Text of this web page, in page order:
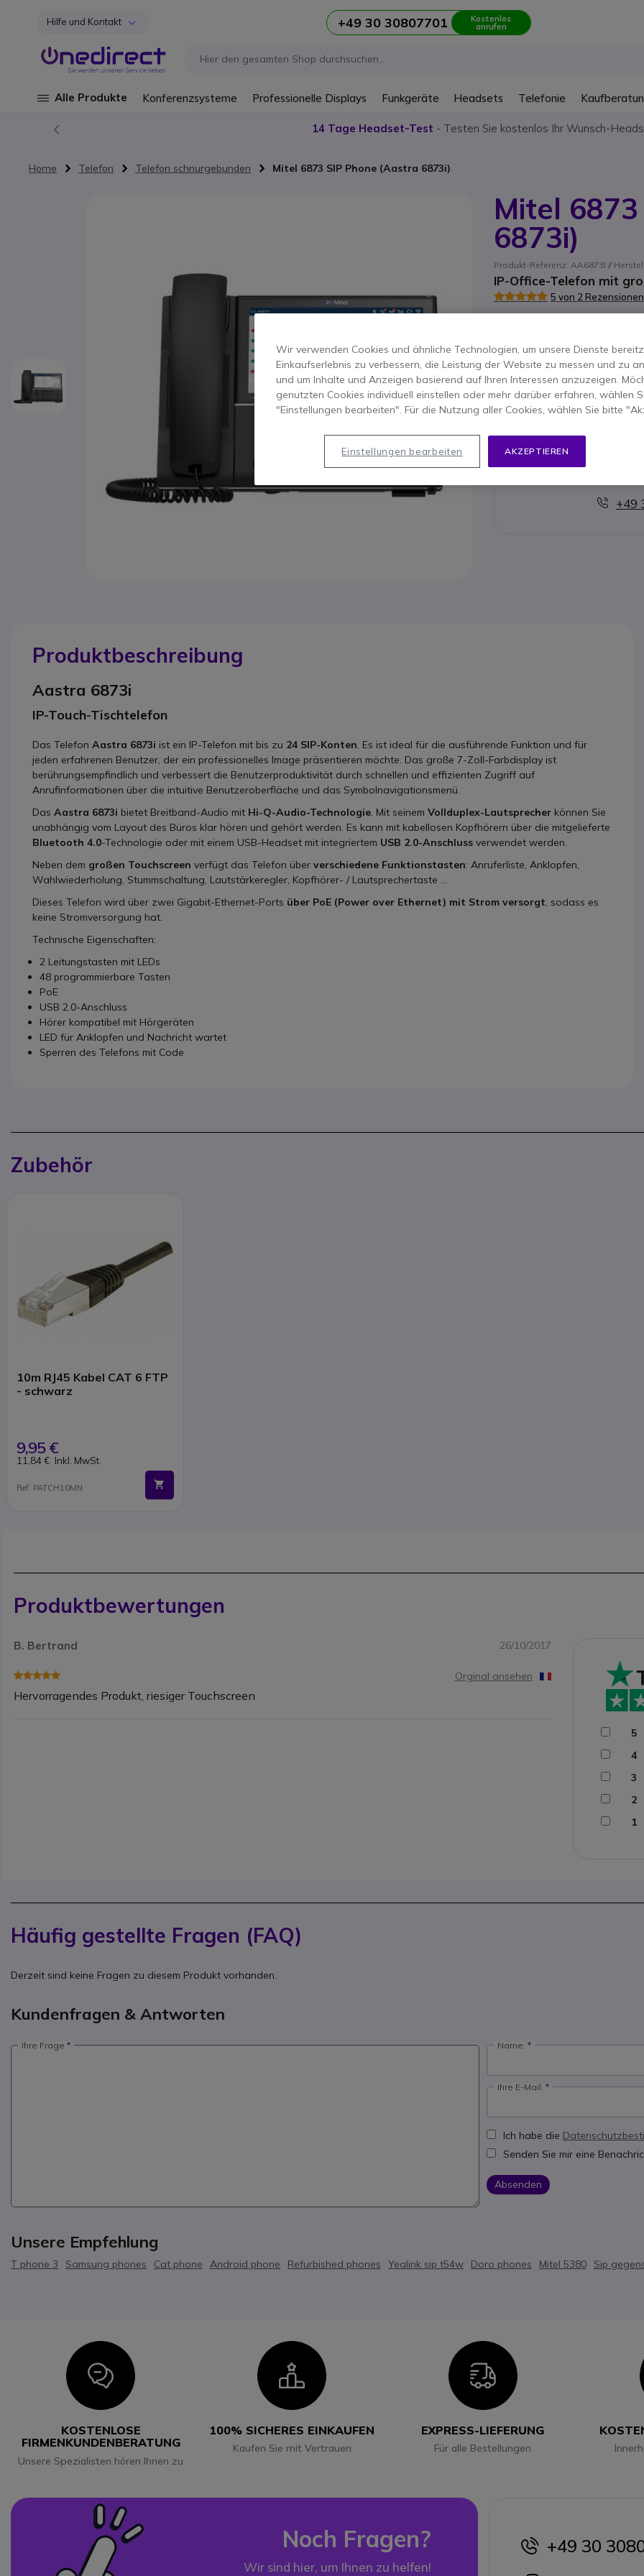
Zum Inhalt springen
Hilfe und Kontakt +49 30 30807701 Kostenlos
anrufen
Alle Produkte Konferenzsysteme Professionelle Displays Funkgeräte Headsets Telefonie
14 Tage Headset-Test - Testen Sie kostenlos Ihr Wunsch-
Home Telefon Telefon schnurgebunden Mitel 6873 SIP Phone (Aastra 6873i)
Mitel
6873i)
Produkt-Referenz: AA6873I //
IP-Office-Telefon mit
5 von 2 Rezensionen
Dieses Produkt wird
Hier
+49
Produktbeschreibung
Aastra 6873i
IP-Touch-Tischtelefon
Das Telefon Aastra 6873i ist ein IP-Telefon mit bis zu 24 SIP-Konten . Es ist ideal für die ausführende Funktion und für
jeden erfahrenen Benutzer, der ein professionelles Image präsentieren möchte. Das große 7-Zoll-Farbdisplay ist
berührungsempfindlich und verbessert die Benutzerproduktivität durch schnellen und effizienten Zugriff auf
Anrufinformationen über die intuitive Benutzeroberfläche und das Symbolnavigationsmenü.
Das Aastra 6873i bietet Breitband-Audio mit Hi-Q-Audio-Technologie . Mit seinem Vollduplex-Lautsprecher können Sie
unabhängig vom Layout des Büros klar hören und gehört werden. Es kann mit kabellosen Kopfhörern über die mitgelieferte
Bluetooth 4.0-Technologie oder mit einem USB-Headset mit integriertem USB 2.0-Anschluss verwendet werden.
Neben dem großen Touchscreen verfügt das Telefon über verschiedene Funktionstasten: Anruferliste, Anklopfen,
Wahlwiederholung, Stummschaltung, Lautstärkeregler, Kopfhörer- / Lautsprechertaste ...
Dieses Telefon wird über zwei Gigabit-Ethernet-Ports über PoE (Power over Ethernet) mit Strom versorgt , sodass es
keine Stromversorgung hat
Technische Eigenschaften:
2 Leitungstasten mit LEDs
48 programmierbare Tasten
PoE
USB 2.0-Anschluss
Hörer kompatibel mit Hörgeräten
LED für Anklopfen und Nachricht wartet
Sperren des Telefons mit Code
Zubehör
10m RJ45 Kabel CAT 6 FTP
- schwarz
9,95 €
11,84 € Inkl. MwSt.
Ref: PATCH10MN
Produktbewertungen
B. Bertrand 26/10/2017
Hervorragendes Produkt, riesiger Touchscreen
Orginal ansehen
5
4
3
2
1
Häufig gestellte Fragen (FAQ)
Derzeit sind keine Fragen zu diesem Produkt vorhanden.
Kundenfragen & Antworten
Ihre Frage Name:
Ihre E-Mail:
Ich habe die
Senden Sie mir eine
Absenden
Unsere Empfehlung
T phone 3 Samsung phones Cat phone Android phone Refurbished phones Yealink sip t54w Doro phones Mitel 5380 Sip
Icon
KOSTENLOSE
FIRMENKUNDENBERATUNG
Unsere Spezialisten hören Ihnen zu
Icon
100% SICHERES EINKAUFEN
Kaufen Sie mit Vertrauen
Icon
EXPRESS-LIEFERUNG
Für alle Bestellungen
Noch Fragen?
Wir sind hier, um Ihnen zu helfen!
icon
+49 30
Wir verwenden Cookies und ähnliche Technologien, um unsere Dienste
Einkaufserlebnis zu verbessern, die Leistung der Website zu messen und zu
und um Inhalte und Anzeigen basierend auf Ihren Interessen anzuzeigen.
genutzten Cookies individuell einstellen oder mehr darüber erfahren, wählen
"Einstellungen bearbeiten". Für die Nutzung aller Cookies, wählen Sie bitte
AKZEPTIEREN
Einstellungen bearbeiten